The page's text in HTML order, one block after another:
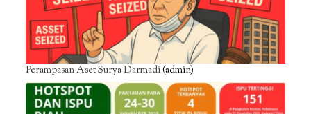
Perampasan Aset Surya Darmadi(admin)